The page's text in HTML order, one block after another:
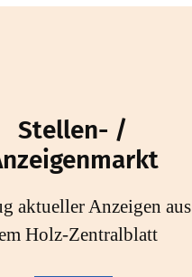
Stellen- /
aktueller Anzeigen aus
Holz-Zentralblatt